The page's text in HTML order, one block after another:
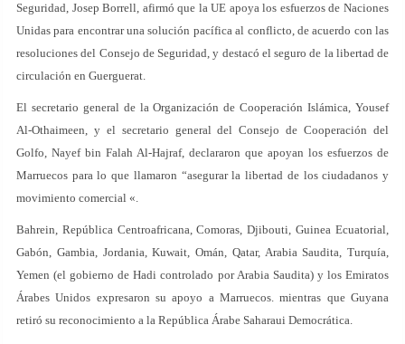
Seguridad, Josep Borrell, afirmó que la UE apoya los esfuerzos de Naciones
Unidas para encontrar una solución pacífica al conflicto, de acuerdo con las
resoluciones del Consejo de Seguridad, y destacó el seguro de la libertad de
circulación en Guerguerat.
El secretario general de la Organización de Cooperación Islámica, Yousef
Al-Othaimeen, y el secretario general del Consejo de Cooperación del
Golfo, Nayef bin Falah Al-Hajraf, declararon que apoyan los esfuerzos de
Marruecos para lo que llamaron “asegurar la libertad de los ciudadanos y
movimiento comercial «.
Bahrein, República Centroafricana, Comoras, Djibouti, Guinea Ecuatorial,
Gabón, Gambia, Jordania, Kuwait, Omán, Qatar, Arabia Saudita, Turquía,
Yemen (el gobierno de Hadi controlado por Arabia Saudita) y los Emiratos
Árabes Unidos expresaron su apoyo a Marruecos. mientras que Guyana
retiró su reconocimiento a la República Árabe Saharaui Democrática.